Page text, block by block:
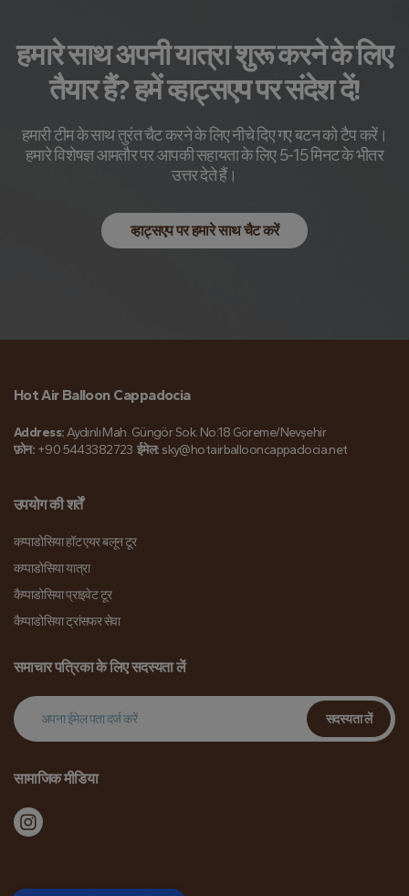
हमारे साथ अपनी यात्रा शुरू करने के लिए
तैयार हैं? हमें व्हाट्सएप पर संदेश दें!
हमारी टीम के साथ तुरंत चैट करने के लिए नीचे दिए गए बटन को टैप करें।
हमारे विशेषज्ञ आमतौर पर आपकी सहायता के लिए 5-15 मिनट के भीतर
उत्तर देते हैं।
व्हाट्सएप पर हमारे साथ चैट करें
Hot Air Balloon Cappadocia
Address:Aydınlı Mah. Güngör Sok. No:18 Göreme/Nevşehir
फ़ोन: +90 5443382723 ईमेल: sky@hotairballooncappadocia.net
उपयोग की शर्तें
कप्पाडोसिया हॉट एयर बलून टूर
कप्पाडोसिया यात्रा
कैप्पाडोसिया प्राइवेट टूर
कैप्पाडोसिया ट्रांसफर सेवा
समाचार पत्रिका के लिए सदस्यता लें
सदस्यता लें
सामाजिक मीडिया